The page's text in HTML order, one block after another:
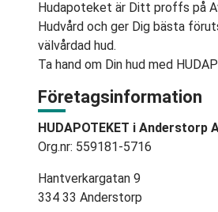
Hudapoteket är Ditt proffs på
Hudvård och ger Dig bästa
välvårdad hud.
Ta hand om Din hud med
Företagsinformation
HUDAPOTEKET i Anderstorp
Org.nr: 559181-5716
Hantverkargatan 9
334 33 Anderstorp